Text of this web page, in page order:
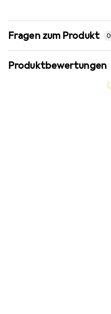
Fragen zum Produkt 0
Produktbewertungen